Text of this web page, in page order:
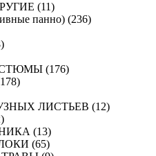
(11)
панно) (236)
(176)
ЛИСТЬЕВ (12)
(13)
(65)